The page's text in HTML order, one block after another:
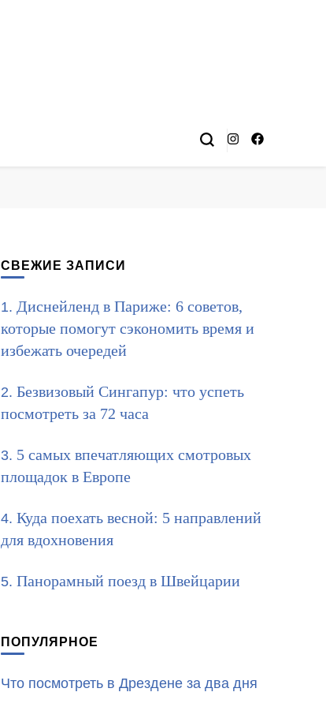
СВЕЖИЕ ЗАПИСИ
Диснейленд в Париже: 6 советов,
которые помогут сэкономить время и
избежать очередей
Безвизовый Сингапур: что успеть
посмотреть за 72 часа
5 самых впечатляющих смотровых
площадок в Европе
Куда поехать весной: 5 направлений
для вдохновения
Панорамный поезд в Швейцарии
ПОПУЛЯРНОЕ
Что посмотреть в Дрездене за два дня